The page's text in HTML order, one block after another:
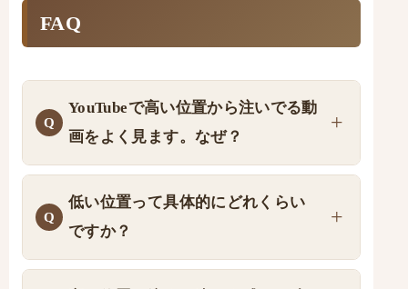
FAQ
YouTubeで高い位置から注いでる動
画をよく見ます。なぜ？
低い位置って具体的にどれくらい
ですか？